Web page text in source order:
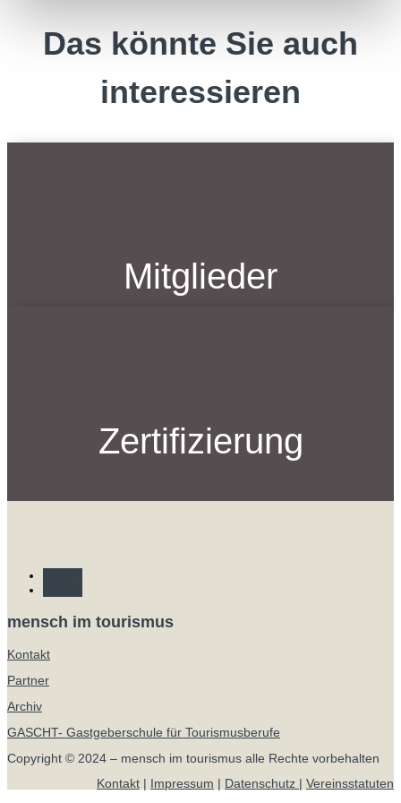
Das könnte Sie auch
interessieren
Mitglieder
Zertifizierung
mensch im tourismus
Kontakt
Partner
Archiv
GASCHT- Gastgeberschule für Tourismusberufe
Copyright © 2024 – mensch im tourismus alle Rechte vorbehalten
Kontakt | Impressum | Datenschutz | Vereinsstatuten